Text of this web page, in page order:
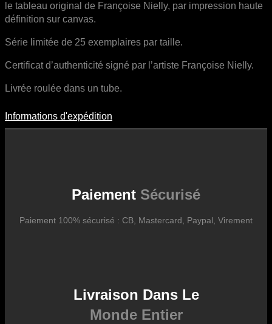
le tableau original de Françoise Nielly, par impression haute
définition sur canvas.
Série limitée de 25 exemplaires par taille.
Certificat d’authenticité signé par l’artiste Françoise Nielly.
Livrée roulée dans un tube.
Informations D'expédition
des fluctuations tarifaires des transporteurs internationaux.
Informations d'expédition
Paiement Sécurisé
Paiement 100% sécurisé : CB, Mastercard, Paypal, Virement
Livraison Dans Le
Monde Entier